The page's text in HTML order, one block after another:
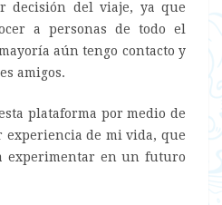
decisión del viaje, ya que
a personas de todo el
aún tengo contacto y
amigos.
plataforma por medio de
de mi vida, que
experimentar en un futuro